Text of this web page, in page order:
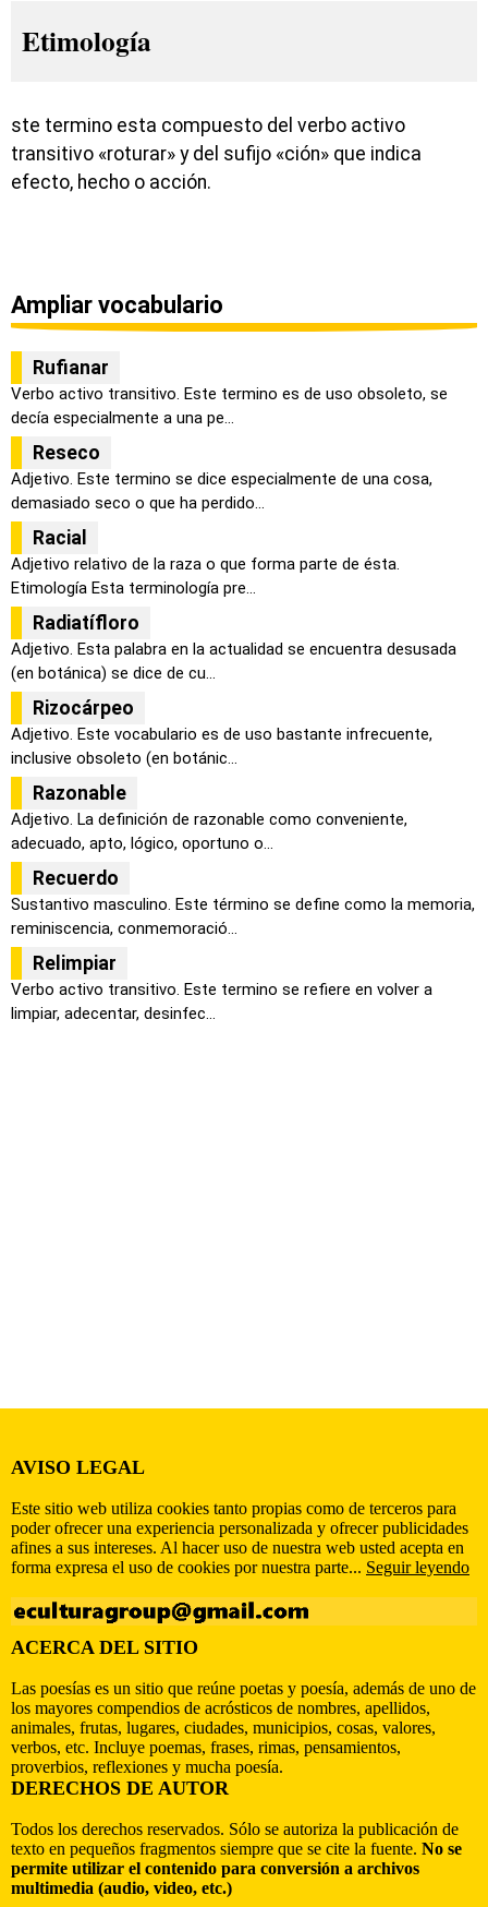
Etimología
ste termino esta compuesto del verbo activo
transitivo «roturar» y del sufijo «ción» que indica
efecto, hecho o acción.
Ampliar vocabulario
Rufianar
Verbo activo transitivo. Este termino es de uso obsoleto, se
decía especialmente a una pe...
Reseco
Adjetivo. Este termino se dice especialmente de una cosa,
demasiado seco o que ha perdido...
Racial
Adjetivo relativo de la raza o que forma parte de ésta.
Etimología Esta terminología pre...
Radiatífloro
Adjetivo. Esta palabra en la actualidad se encuentra desusada
(en botánica) se dice de cu...
Rizocárpeo
Adjetivo. Este vocabulario es de uso bastante infrecuente,
inclusive obsoleto (en botánic...
Razonable
Adjetivo. La definición de razonable como conveniente,
adecuado, apto, lógico, oportuno o...
Recuerdo
Sustantivo masculino. Este término se define como la memoria,
reminiscencia, conmemoració...
Relimpiar
Verbo activo transitivo. Este termino se refiere en volver a
limpiar, adecentar, desinfec...
AVISO LEGAL
Este sitio web utiliza cookies tanto propias como de terceros para
poder ofrecer una experiencia personalizada y ofrecer publicidades
afines a sus intereses. Al hacer uso de nuestra web usted acepta en
forma expresa el uso de cookies por nuestra parte... Seguir leyendo
ACERCA DEL SITIO
Las poesías es un sitio que reúne poetas y poesía, además de uno de
los mayores compendios de acrósticos de nombres, apellidos,
animales, frutas, lugares, ciudades, municipios, cosas, valores,
verbos, etc. Incluye poemas, frases, rimas, pensamientos,
proverbios, reflexiones y mucha poesía.
DERECHOS DE AUTOR
Todos los derechos reservados. Sólo se autoriza la publicación de
texto en pequeños fragmentos siempre que se cite la fuente. No se
permite utilizar el contenido para conversión a archivos
multimedia (audio, video, etc.)